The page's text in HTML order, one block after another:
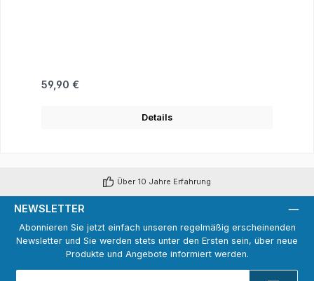
Regulärer Preis:
59,90 €
Details
Über 10 Jahre Erfahrung
NEWSLETTER
Abonnieren Sie jetzt einfach unseren regelmäßig erscheinenden
Newsletter und Sie werden stets unter den Ersten sein, über neue
Produkte und Angebote informiert werden.